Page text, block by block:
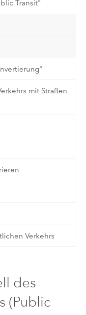
Transit"
mit Straßen
Verkehrs
des
(Public